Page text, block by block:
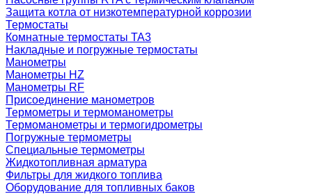
Защита котла от низкотемпературной коррозии
Термостаты
Комнатные термостаты TA3
Накладные и погружные термостаты
Манометры
Манометры HZ
Манометры RF
Присоединение манометров
Термометры и термоманометры
Термоманометры и термогидрометры
Погружные термометры
Специальные термометры
Жидкотопливная арматура
Фильтры для жидкого топлива
Оборудование для топливных баков